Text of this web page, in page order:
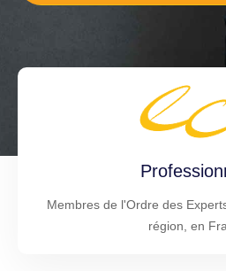
Membres de l'Ordre des
région, en